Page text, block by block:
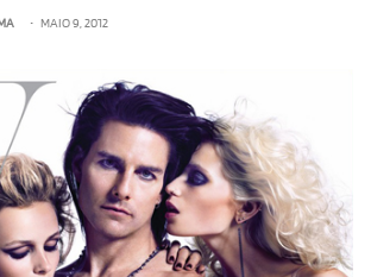
• MAIO 9, 2012